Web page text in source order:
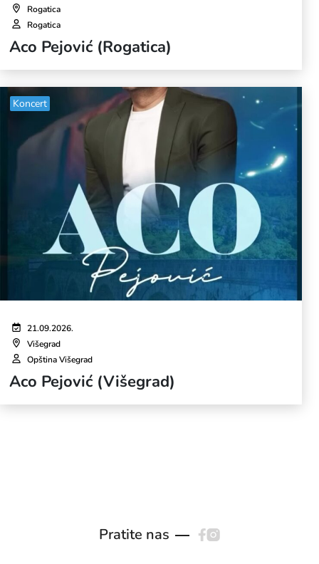
Rogatica
Rogatica
Aco Pejović (Rogatica)
Koncert
21.09.2026.
Višegrad
Opština Višegrad
Aco Pejović (Višegrad)
Pratite nas